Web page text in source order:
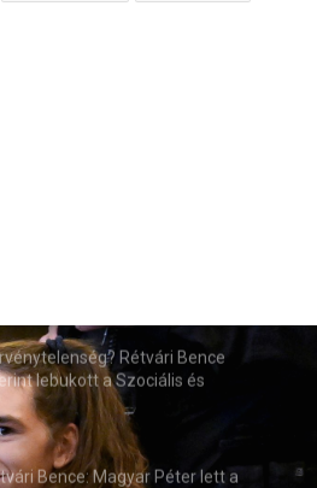
Rétvári Bence
lebukott a Szociális és
Minisztérium
Bence: Magyar Péter lett a